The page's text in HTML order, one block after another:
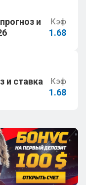
и
Кэф
1.68
и ставка
Кэф
1.68